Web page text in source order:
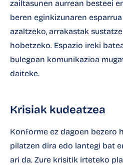
zailtasunen aurrean besteei
beren eginkizunaren
azaltzeko, arrakastak
hobetzeko. Espazio ireki
bulegoan komunikazioa
daiteke.
Krisiak kudeatzea
Konforme ez dagoen bezero
pilatzen dira edo lantegi bat
ari da. Zure krisitik irteteko